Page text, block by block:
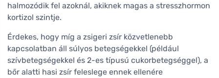
halmozódik fel azoknál, akiknek magas a stresszhormon
kortizol szintje.
Érdekes, hogy míg a zsigeri zsír közvetlenebb
kapcsolatban áll súlyos betegségekkel (például
szívbetegségekkel és 2-es típusú cukorbetegséggel), a
bőr alatti hasi zsír feleslege ennek ellenére